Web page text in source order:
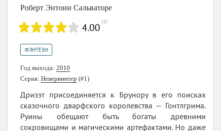
Роберт Энтони Сальваторе
4.00 (1)
ФЭНТЕЗИ
Год выхода: 2010
Серия: Невервинтер (#1)
Дриззт присоединяется к Брунору в его поисках
сказочного дварфского королевства — Гонтлгрима.
Руины обещают быть богаты древними
сокровищами и магическими артефактами. Но даже